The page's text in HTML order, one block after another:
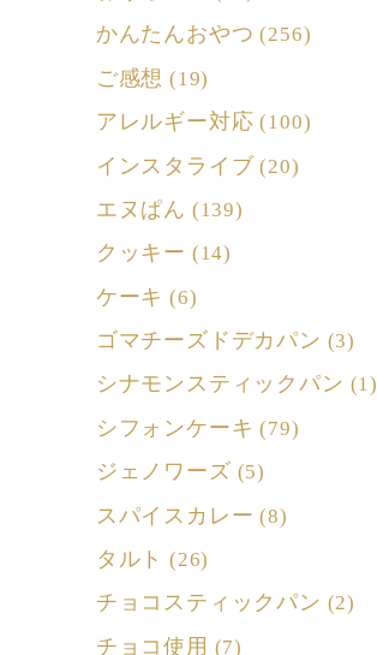
かんたんおやつ (256)
ご感想 (19)
アレルギー対応 (100)
インスタライブ (20)
エヌぱん (139)
クッキー (14)
ケーキ (6)
ゴマチーズドデカパン (3)
シナモンスティックパン (1)
シフォンケーキ (79)
ジェノワーズ (5)
スパイスカレー (8)
タルト (26)
チョコスティックパン (2)
チョコ使用 (7)